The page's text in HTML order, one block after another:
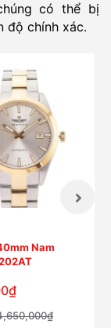
có thể bị
độ chính xác.
Nam